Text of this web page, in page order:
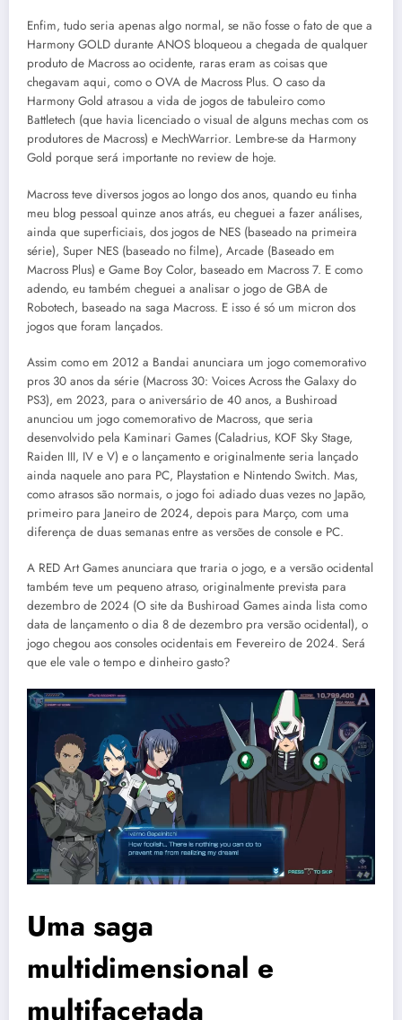
Enfim, tudo seria apenas algo normal, se não fosse o fato de que a
Harmony GOLD durante ANOS bloqueou a chegada de qualquer
produto de Macross ao ocidente, raras eram as coisas que
chegavam aqui, como o OVA de Macross Plus. O caso da
Harmony Gold atrasou a vida de jogos de tabuleiro como
Battletech (que havia licenciado o visual de alguns mechas com os
produtores de Macross) e MechWarrior. Lembre-se da Harmony
Gold porque será importante no review de hoje.
Macross teve diversos jogos ao longo dos anos, quando eu tinha
meu blog pessoal quinze anos atrás, eu cheguei a fazer análises,
ainda que superficiais, dos jogos de NES (baseado na primeira
série), Super NES (baseado no filme), Arcade (Baseado em
Macross Plus) e Game Boy Color, baseado em Macross 7. E como
adendo, eu também cheguei a analisar o jogo de GBA de
Robotech, baseado na saga Macross. E isso é só um micron dos
jogos que foram lançados.
Assim como em 2012 a Bandai anunciara um jogo comemorativo
pros 30 anos da série (Macross 30: Voices Across the Galaxy do
PS3), em 2023, para o aniversário de 40 anos, a Bushiroad
anunciou um jogo comemorativo de Macross, que seria
desenvolvido pela Kaminari Games (Caladrius, KOF Sky Stage,
Raiden III, IV e V) e o lançamento e originalmente seria lançado
ainda naquele ano para PC, Playstation e Nintendo Switch. Mas,
como atrasos são normais, o jogo foi adiado duas vezes no Japão,
primeiro para Janeiro de 2024, depois para Março, com uma
diferença de duas semanas entre as versões de console e PC.
A RED Art Games anunciara que traria o jogo, e a versão ocidental
também teve um pequeno atraso, originalmente prevista para
dezembro de 2024 (O site da Bushiroad Games ainda lista como
data de lançamento o dia 8 de dezembro pra versão ocidental), o
jogo chegou aos consoles ocidentais em Fevereiro de 2024. Será
que ele vale o tempo e dinheiro gasto?
Uma saga
multidimensional e
multifacetada